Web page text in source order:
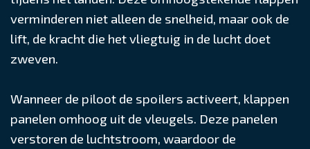
verminderen niet alleen de snelheid, maar ook de
lift, de kracht die het vliegtuig in de lucht doet
zweven.
Wanneer de piloot de spoilers activeert, klappen
panelen omhoog uit de vleugels. Deze panelen
verstoren de luchtstroom, waardoor de